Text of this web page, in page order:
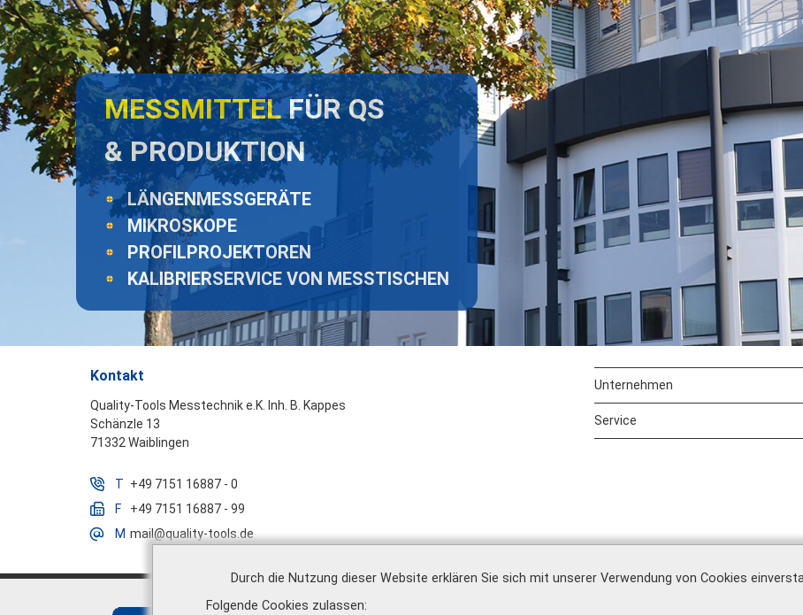
Durch die Nutzung dieser Website erklären Sie sich mit unserer Verwendung von Cookies
Folgende Cookies zulassen
MESSMITTELFÜR QS
& PRODUKTION
LÄNGENMESSGERÄTE
MIKROSKOPE
PROFILPROJEKTOREN
KALIBRIERSERVICE VON MESSTISCHEN
Kontakt
Quality-Tools Messtechnik e.K. Inh. B. Kappes
Schänzle 13
71332 Waiblingen
T +49 7151 16887 - 0
F
+49 7151 16887 - 99
M mail@quality-tools.de
Unternehmen
Service